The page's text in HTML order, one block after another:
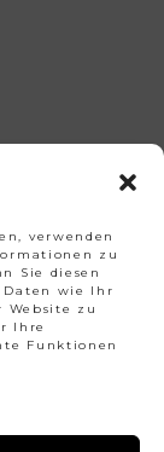
verwenden
zu
Sie diesen
Daten wie Ihr
Website zu
Ihre
Funktionen